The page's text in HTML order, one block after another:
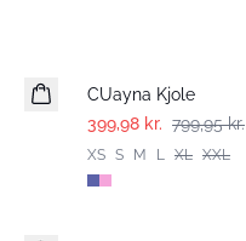
CUayna Kjole
399,98 kr. 799,95 kr.
XS S M L XL XXL